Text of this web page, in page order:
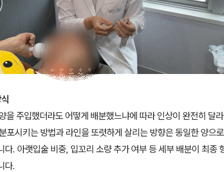
주입했더라도 어떻게 배분했느냐에 따라 인상이 완전히 달
포시키는 방법과 라인을 또렷하게 살리는 방향은 동일한 양으
다. 아랫입술 비중, 입꼬리 소량 추가 여부 등 세부 배분이 최종
다.